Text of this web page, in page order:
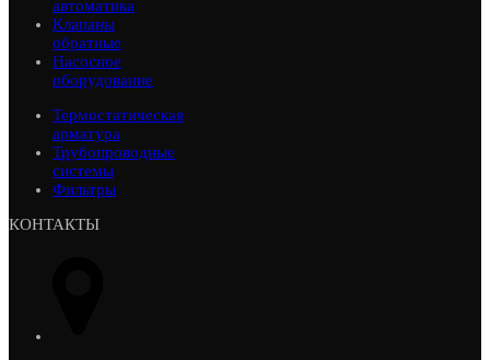
автоматика
Клапаны
обратные
Насосное
оборудование
Термостатическая
арматура
Трубопроводные
системы
Фильтры
КОНТАКТЫ